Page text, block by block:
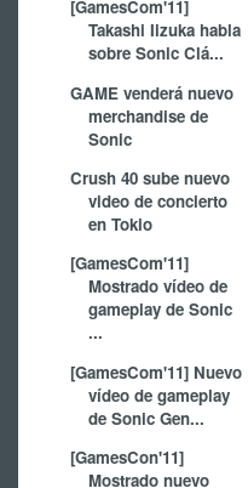
[GamesCom'11]
Takashi Iizuka habla
sobre Sonic Clá...
GAME venderá nuevo
merchandise de
Sonic
Crush 40 sube nuevo
video de concierto
en Tokio
[GamesCom'11]
Mostrado vídeo de
gameplay de Sonic
...
[GamesCom'11] Nuevo
vídeo de gameplay
de Sonic Gen...
[GamesCon'11]
Mostrado nuevo